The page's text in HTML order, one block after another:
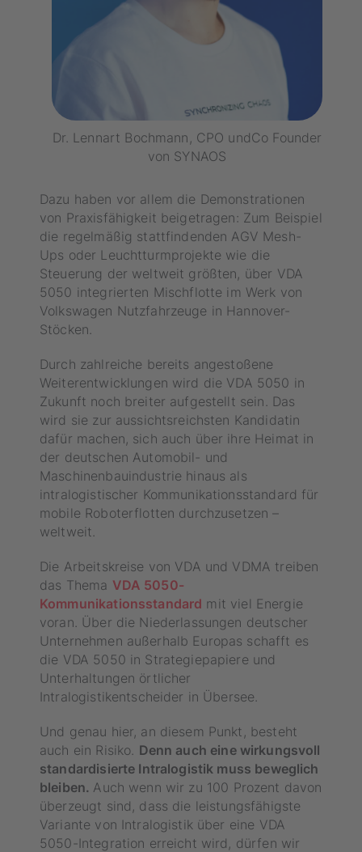
Dr. Lennart Bochmann, CPO undCo Founder
von SYNAOS
Dazu haben vor allem die Demonstrationen
von Praxisfähigkeit beigetragen: Zum Beispiel
die regelmäßig stattfindenden AGV Mesh-
Ups oder Leuchtturmprojekte wie die
Steuerung der weltweit größten, über VDA
5050 integrierten Mischflotte im Werk von
Volkswagen Nutzfahrzeuge in Hannover-
Stöcken.
Durch zahlreiche bereits angestoßene
Weiterentwicklungen wird die VDA 5050 in
Zukunft noch breiter aufgestellt sein. Das
wird sie zur aussichtsreichsten Kandidatin
dafür machen, sich auch über ihre Heimat in
der deutschen Automobil- und
Maschinenbauindustrie hinaus als
intralogistischer Kommunikationsstandard für
mobile Roboterflotten durchzusetzen –
weltweit.
Die Arbeitskreise von VDA und VDMA treiben
das Thema VDA 5050-
Kommunikationsstandard mit viel Energie
voran. Über die Niederlassungen deutscher
Unternehmen außerhalb Europas schafft es
die VDA 5050 in Strategiepapiere und
Unterhaltungen örtlicher
Intralogistikentscheider in Übersee.
Und genau hier, an diesem Punkt, besteht
auch ein Risiko. Denn auch eine wirkungsvoll
standardisierte Intralogistik muss beweglich
bleiben. Auch wenn wir zu 100 Prozent davon
überzeugt sind, dass die leistungsfähigste
Variante von Intralogistik über eine VDA
5050-Integration erreicht wird, dürfen wir